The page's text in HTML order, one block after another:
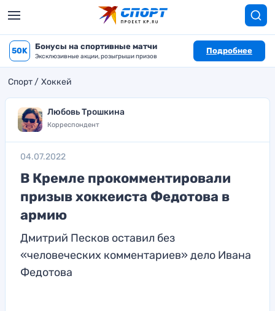
50K Бонусы на спортивные матчи
Эксклюзивные акции, розыгрыши призов
Подробнее
Спорт Хоккей
Любовь Трошкина
Корреспондент
04.07.2022
В Кремле прокомментировали
призыв хоккеиста Федотова в
армию
Дмитрий Песков оставил без
«человеческих комментариев» дело Ивана
Федотова